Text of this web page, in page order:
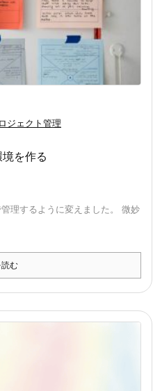
ジェクト管理
を作る
理するように変えました。 微妙
む